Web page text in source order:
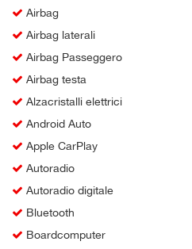
Airbag
Airbag laterali
Airbag Passeggero
Airbag testa
Alzacristalli elettrici
Android Auto
Apple CarPlay
Autoradio
Autoradio digitale
Bluetooth
Boardcomputer